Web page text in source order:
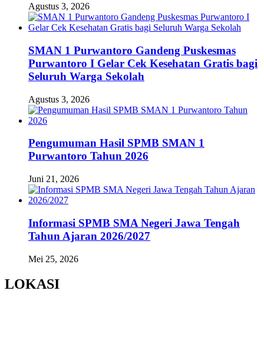
Agustus 3, 2026
SMAN 1 Purwantoro Gandeng Puskesmas
Purwantoro I Gelar Cek Kesehatan Gratis bagi
Seluruh Warga Sekolah
Agustus 3, 2026
Pengumuman Hasil SPMB SMAN 1
Purwantoro Tahun 2026
Juni 21, 2026
Informasi SPMB SMA Negeri Jawa Tengah
Tahun Ajaran 2026/2027
Mei 25, 2026
LOKASI